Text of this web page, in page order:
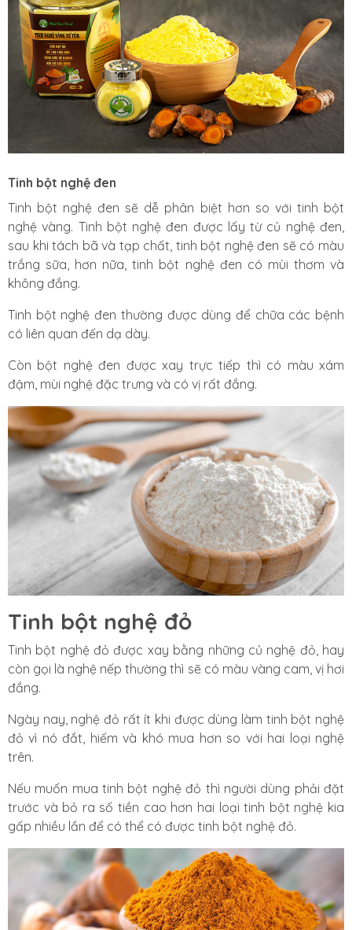
Tinh bột nghệ đen
Tinh bột nghệ đen sẽ dễ phân biệt hơn so với tinh bột
nghệ vàng. Tinh bột nghệ đen được lấy từ củ nghệ đen,
sau khi tách bã và tạp chất, tinh bột nghệ đen sẽ có màu
trắng sữa, hơn nữa, tinh bột nghệ đen có mùi thơm và
không đắng.
Tinh bột nghệ đen thường được dùng để chữa các bệnh
có liên quan đến dạ dày.
Còn bột nghệ đen được xay trực tiếp thì có màu xám
đậm, mùi nghệ đặc trưng và có vị rất đắng.
Tinh bột nghệ đỏ
Tinh bột nghệ đỏ được xay bằng những củ nghệ đỏ, hay
còn gọi là nghệ nếp thường thì sẽ có màu vàng cam, vị hơi
đắng.
Ngày nay, nghệ đỏ rất ít khi được dùng làm tinh bột nghệ
đỏ vì nó đắt, hiếm và khó mua hơn so với hai loại nghệ
trên.
Nếu muốn mua tinh bột nghệ đỏ thì người dùng phải đặt
trước và bỏ ra số tiền cao hơn hai loại tinh bột nghệ kia
gấp nhiều lần để có thể có được tinh bột nghệ đỏ.